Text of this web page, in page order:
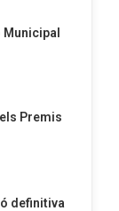
Premis
definitiva